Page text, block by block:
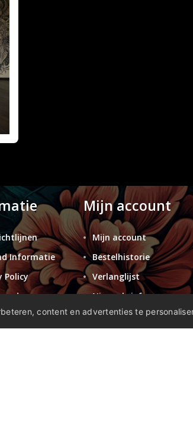
Informatie
Policy
Mijn account
Mijn account
Bestelhistorie
Verlanglijst
Nieuwsbrief
content en advertenties te